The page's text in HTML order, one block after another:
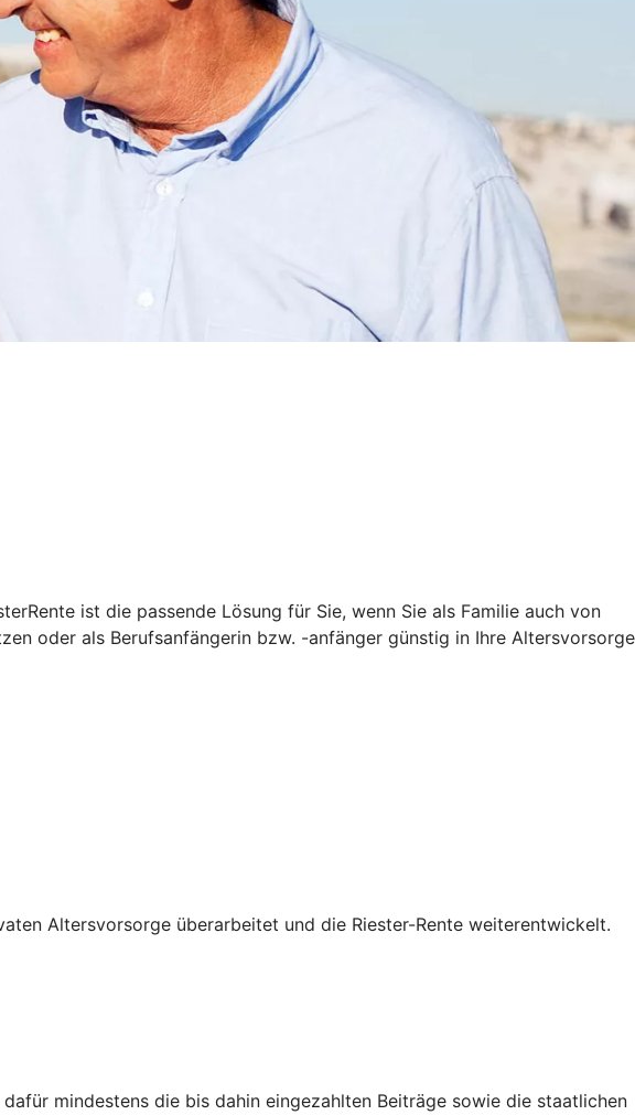
ist die passende Lösung für Sie, wenn Sie als Familie auch von
oder als Berufsanfängerin bzw. -anfänger günstig in Ihre Altersvorsorge
Altersvorsorge überarbeitet und die Riester-Rente weiterentwickelt.
mindestens die bis dahin eingezahlten Beiträge sowie die staatlichen